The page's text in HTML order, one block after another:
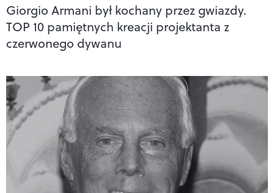
Giorgio Armani był kochany przez gwiazdy.
TOP 10 pamiętnych kreacji projektanta z
czerwonego dywanu